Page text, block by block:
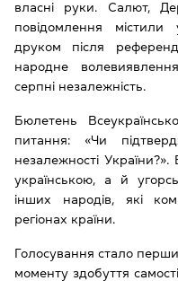
власні руки. Салют,
повідомлення містили
друком після
народне
серпні незалежність.
Бюлетень
питання: «Чи
незалежності
українською, а й
інших народів, які
регіонах країни.
Голосування стало
моменту здобуття